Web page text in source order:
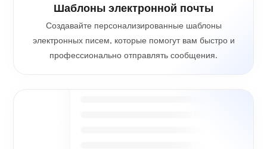
Шаблоны электронной почты
Создавайте персонализированные шаблоны
электронных писем, которые помогут вам быстро и
профессионально отправлять сообщения.